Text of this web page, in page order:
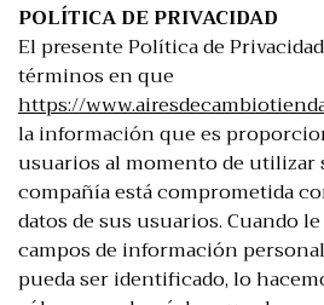
POLÍTICA DE PRIVACIDAD
El presente Política de
términos en que
https://
la información que es
usuarios al momento de utilizar
compañía está comprometida
datos de sus usuarios. Cuando
campos de información
pueda ser identificado, lo